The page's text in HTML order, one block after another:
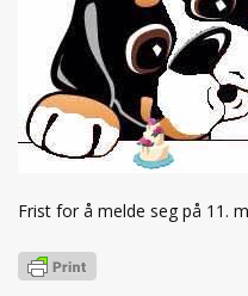
Frist for å melde seg på 11.